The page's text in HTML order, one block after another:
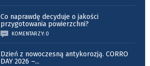
Co naprawdę decyduje o jakości
przygotowania powierzchni?
KOMENTARZY: 0
Dzień z nowoczesną antykorozją. CORRO
DAY 2026 –...